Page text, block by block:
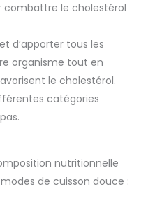
combattre le cholestérol
d’apporter tous les
organisme tout en
le cholestérol.
catégories
nutritionnelle
de cuisson douce :